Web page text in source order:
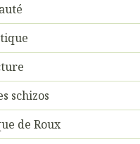
schizos
de Roux